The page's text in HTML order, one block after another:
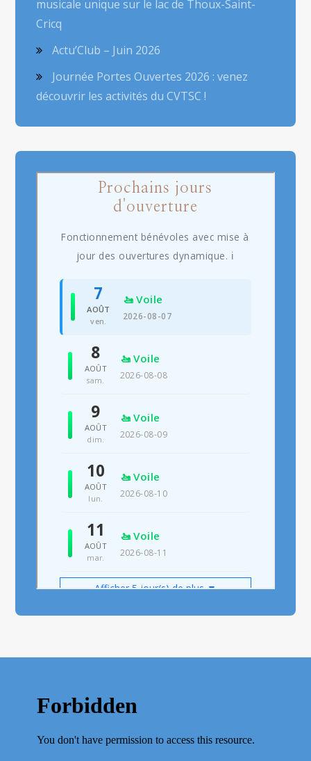
musicale unique sur le lac de Thoux-Saint-
Cricq
Actu’Club – Juin 2026
Journée Portes Ouvertes 2026 : venez
découvrir les activités du CVTSC !